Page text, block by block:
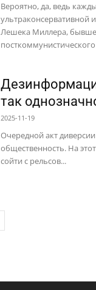
Вероятно, да, ведь
ультраконсервативной
Лешека Миллера,
так
2025-11-19
Очередной акт
общественность. На
сойти с рельсов...